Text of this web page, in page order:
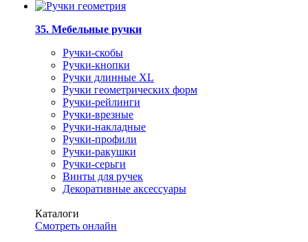
35. Мебельные ручки
Ручки-скобы
Ручки-кнопки
Ручки длинные XL
Ручки геометрических форм
Ручки-рейлинги
Ручки-врезные
Ручки-накладные
Ручки-профили
Ручки-ракушки
Ручки-серьги
Винты для ручек
Декоративные аксессуары
Каталоги
Смотреть онлайн